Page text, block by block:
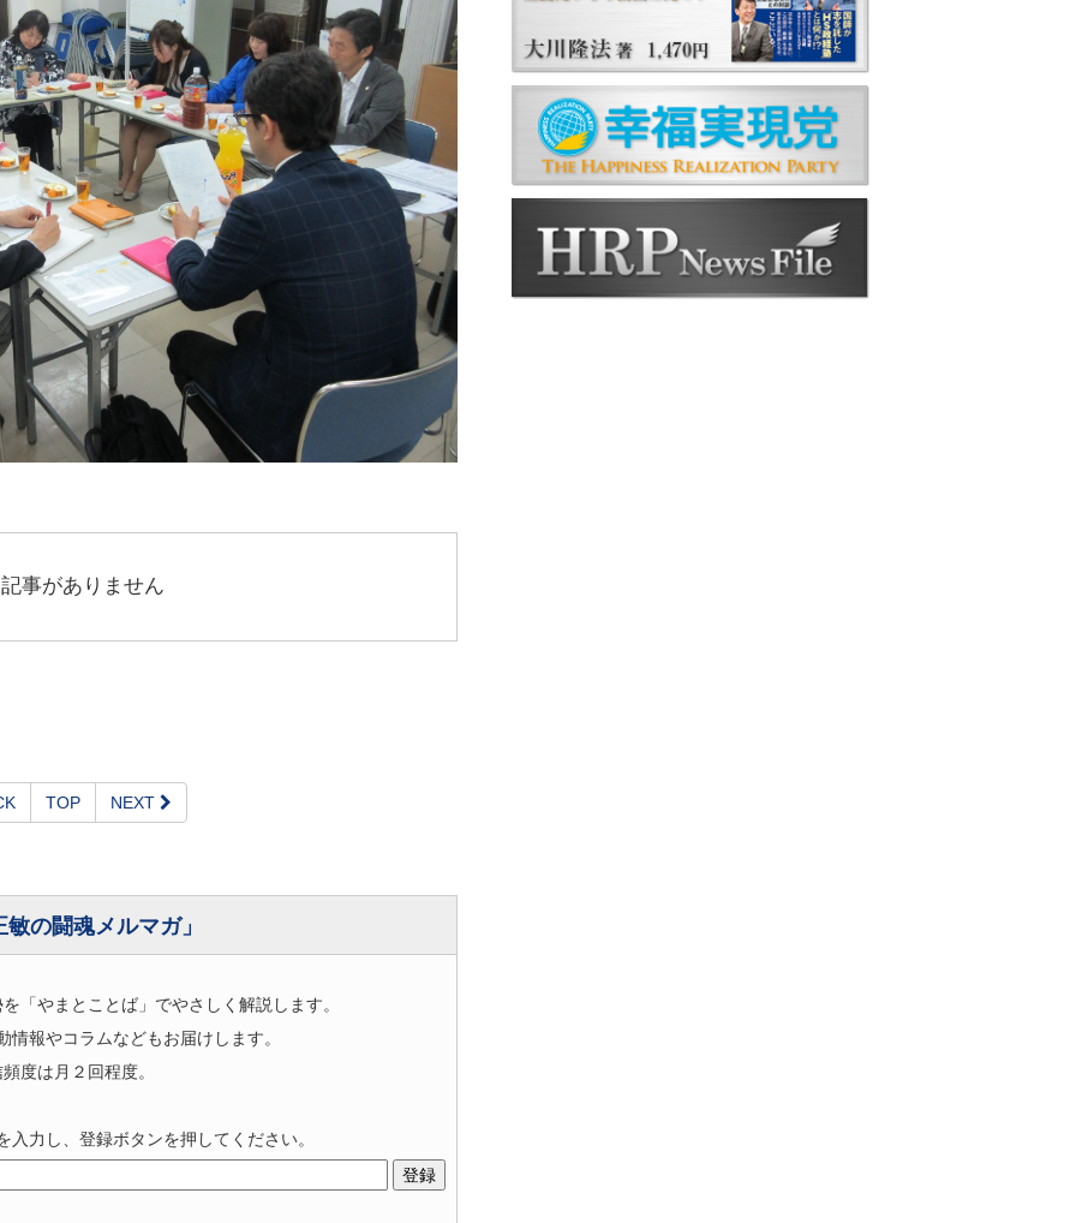
事がありません
TOP NEXT
の闘魂メルマガ」
「やまとことば」でやさしく解説します。
情報やコラムなどもお届けします。
度は月２回程度。
入力し、登録ボタンを押してください。